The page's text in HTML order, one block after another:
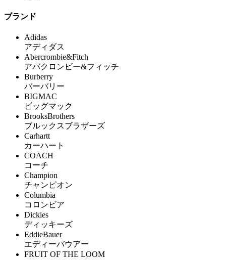
ブランド
Adidas
アディダス
Abercrombie&Fitch
アバクロンビー&フィッチ
Burberry
バーバリー
BIGMAC
ビッグマック
BrooksBrothers
ブルックスブラザーズ
Carhartt
カーハート
COACH
コーチ
Champion
チャンピオン
Columbia
コロンビア
Dickies
ディッキーズ
EddieBauer
エディーバウアー
FRUIT OF THE LOOM